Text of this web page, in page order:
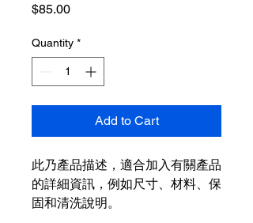
$85.00Price
Quantity *
Add to Cart
此乃產品描述，適合加入有關產品
的詳細資訊，例如尺寸、材料、保
固和清洗說明。